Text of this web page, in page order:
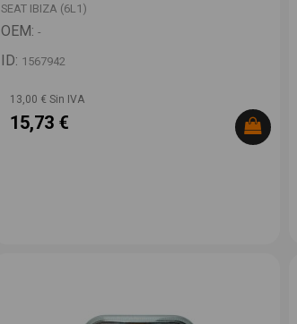
SEAT IBIZA (6L1)
OEM: -
ID: 1567942
13,00 € Sin IVA
15,73 €